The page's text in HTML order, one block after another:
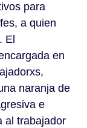
para
a quien
El
en
naranja de
e
al trabajador